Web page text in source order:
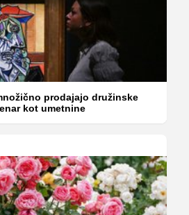
prodajajo družinske
kot umetnine